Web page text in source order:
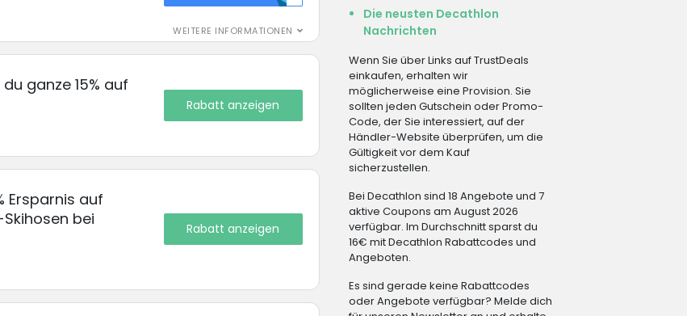
WEITERE INFORMATIONEN
ganze 15% auf
Rabatt anzeigen
Ersparnis auf
bei
Rabatt anzeigen
Die neusten Decathlon
Nachrichten
Wenn Sie über Links auf TrustDeals
einkaufen, erhalten wir
möglicherweise eine Provision. Sie
sollten jeden Gutschein oder Promo-
Code, der Sie interessiert, auf der
Händler-Website überprüfen, um die
Gültigkeit vor dem Kauf
sicherzustellen.
Bei Decathlon sind 18 Angebote und 7
aktive Coupons am August 2026
verfügbar. Im Durchschnitt sparst du
16€ mit Decathlon Rabattcodes und
Angeboten.
Es sind gerade keine Rabattcodes
oder Angebote verfügbar? Melde dich